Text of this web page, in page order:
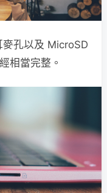
孔以及 MicroSD
相當完整。